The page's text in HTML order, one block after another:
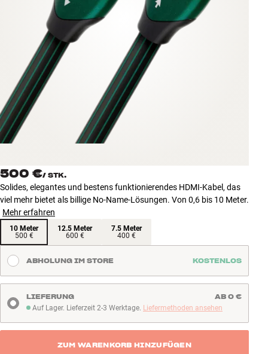
Zubehör
INSPIRATION
MARKEN
NEUHEITEN
ANGEBOTE
Kundendienst
Anmelden
Kundendienst
Bauen mit Klang
500 €/ STK.
Solides, elegantes und bestens funktionierendes HDMI-Kabel, das
viel mehr bietet als billige No-Name-Lösungen. Von 0,6 bis 10 Meter.
Mehr erfahren
10 Meter
500 €
12.5 Meter
600 €
7.5 Meter
400 €
ABHOLUNG IM STORE KOSTENLOS
Auf Lager. Lieferzeit 2-3 Werktage
Auf Lager. Lieferzeit 2-3 Werktage. Liefermethoden ansehen
LIEFERUNG AB 0 €
ZUM WARENKORB HINZUFÜGEN